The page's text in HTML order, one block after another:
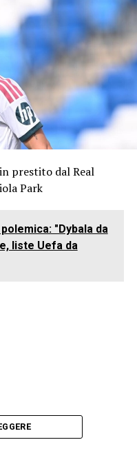
prestito dal Real
Park
"Dybala da
liste Uefa da